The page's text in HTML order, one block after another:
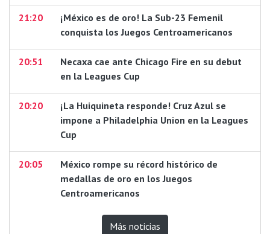
21:20
¡México es de oro! La Sub-23 Femenil
conquista los Juegos Centroamericanos
20:51
Necaxa cae ante Chicago Fire en su debut
en la Leagues Cup
20:20
¡La Huiquineta responde! Cruz Azul se
impone a Philadelphia Union en la Leagues
Cup
20:05
México rompe su récord histórico de
medallas de oro en los Juegos
Centroamericanos
Más noticias